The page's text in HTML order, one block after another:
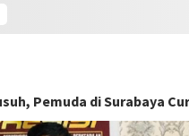
Pemuda di Surabaya